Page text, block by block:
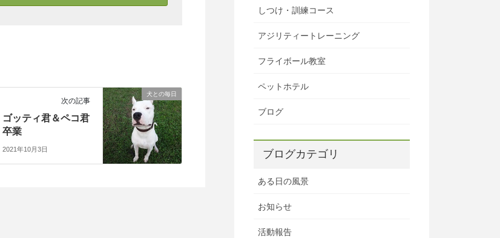
犬との毎日
次の記事
ゴッティ君＆ペコ君
卒業
2021年10月3日
しつけ・訓練コース
アジリティートレーニング
フライボール教室
ペットホテル
ブログ
ブログカテゴリ
ある日の風景
お知らせ
活動報告